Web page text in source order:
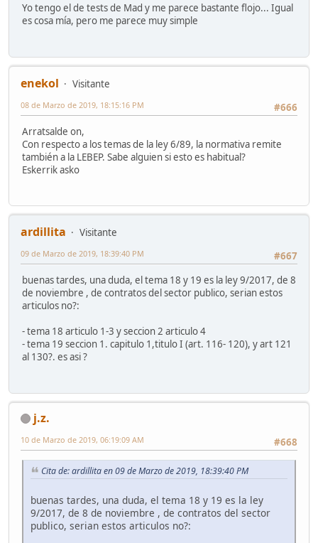
Yo tengo el de tests de Mad y me parece bastante flojo... Igual
es cosa mía, pero me parece muy simple
enekol
Visitante
#666
08 de Marzo de 2019, 18:15:16 PM
Arratsalde on,
Con respecto a los temas de la ley 6/89, la normativa remite
también a la LEBEP. Sabe alguien si esto es habitual?
Eskerrik asko
ardillita
Visitante
#667
09 de Marzo de 2019, 18:39:40 PM
buenas tardes, una duda, el tema 18 y 19 es la ley 9/2017, de 8
de noviembre , de contratos del sector publico, serian estos
articulos no?:
- tema 18 articulo 1-3 y seccion 2 articulo 4
- tema 19 seccion 1. capitulo 1,titulo I (art. 116- 120), y art 121
al 130?. es asi ?
j.z.
#668
10 de Marzo de 2019, 06:19:09 AM
Cita de: ardillita en 09 de Marzo de 2019, 18:39:40 PM
buenas tardes, una duda, el tema 18 y 19 es la ley
9/2017, de 8 de noviembre , de contratos del sector
publico, serian estos articulos no?: